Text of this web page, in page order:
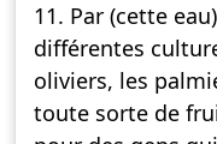
11. Par (cette
différentes
oliviers, les
toute sorte de